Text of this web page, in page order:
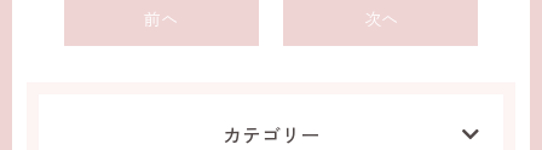
前へ 次へ
カテゴリー